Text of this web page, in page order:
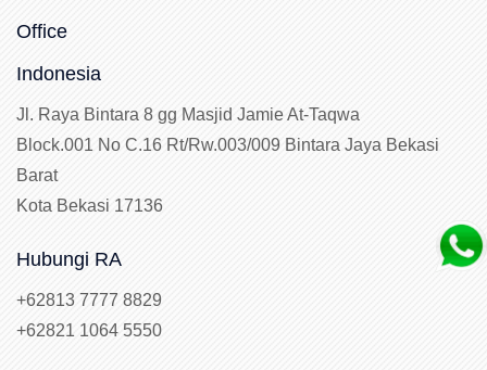
Office
Indonesia
Jl. Raya Bintara 8 gg Masjid Jamie At-Taqwa
Block.001 No C.16 Rt/Rw.003/009 Bintara Jaya Bekasi
Barat
Kota Bekasi 17136
Hubungi RA
+62813 7777 8829
+62821 1064 5550